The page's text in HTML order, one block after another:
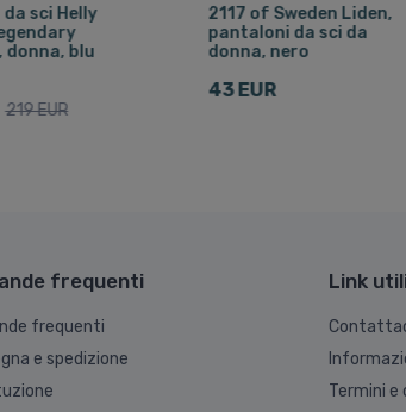
sci Helly
donna, blu
219 EUR
2117 of Sweden Liden,
pantaloni da sci da
donna, nero
43 EUR
frequenti
frequenti
e spedizione
Link
Termini e